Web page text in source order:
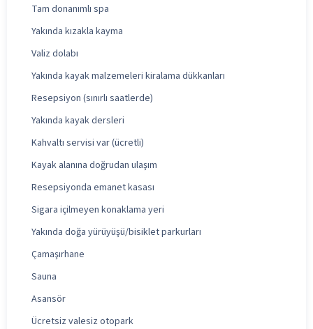
Tam donanımlı spa
Yakında kızakla kayma
Valiz dolabı
Yakında kayak malzemeleri kiralama dükkanları
Resepsiyon (sınırlı saatlerde)
Yakında kayak dersleri
Kahvaltı servisi var (ücretli)
Kayak alanına doğrudan ulaşım
Resepsiyonda emanet kasası
Sigara içilmeyen konaklama yeri
Yakında doğa yürüyüşü/bisiklet parkurları
Çamaşırhane
Sauna
Asansör
Ücretsiz valesiz otopark